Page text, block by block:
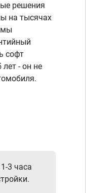
решения
на тысячах
мы
софт
лет - он не
3 часа